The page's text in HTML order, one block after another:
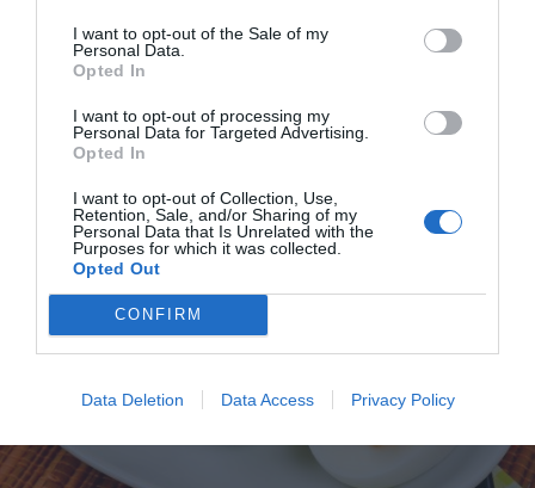
I want to opt-out of the Sale of my
Personal Data.
Opted In
I want to opt-out of processing my
Personal Data for Targeted Advertising.
Opted In
I want to opt-out of Collection, Use,
Retention, Sale, and/or Sharing of my
Personal Data that Is Unrelated with the
Purposes for which it was collected.
Opted Out
CONFIRM
Data Deletion Data Access Privacy Policy
löskokta, medelkokta och hårdkokta ägg samt tips
hur du...
RECEPT